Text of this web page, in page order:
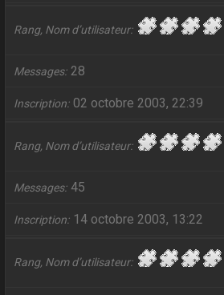
Rang, Nom d’utilisateur
Messages 28
Inscription 02 octobre 2003, 22:39
Rang, Nom d’utilisateur
Messages 45
Inscription 14 octobre 2003, 13:22
Rang, Nom d’utilisateur